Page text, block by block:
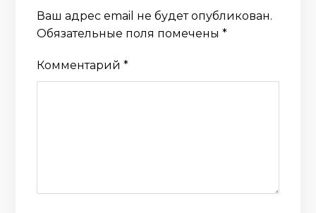
Ваш адрес email не будет опубликован.
Обязательные поля помечены*
Комментарий*